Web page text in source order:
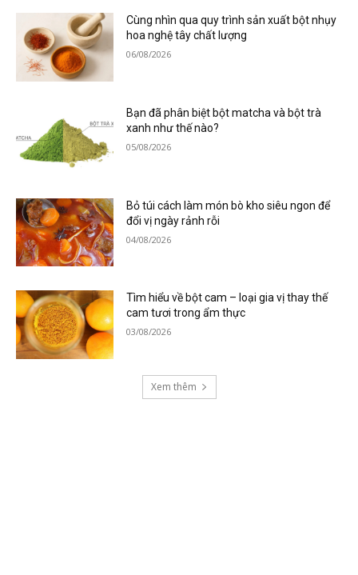
Cùng nhìn qua quy trình sản xuất bột nhụy
hoa nghệ tây chất lượng
06/08/2026
Bạn đã phân biệt bột matcha và bột trà
xanh như thế nào?
05/08/2026
Bỏ túi cách làm món bò kho siêu ngon để
đổi vị ngày rảnh rỗi
04/08/2026
Tìm hiểu về bột cam – loại gia vị thay thế
cam tươi trong ẩm thực
03/08/2026
Xem thêm